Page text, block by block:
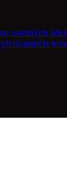
osobných
Reklamácia